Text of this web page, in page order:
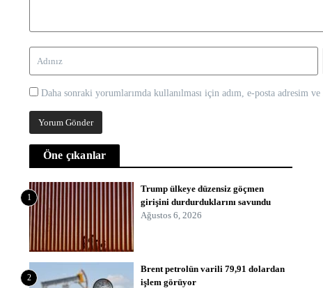
Daha sonraki yorumlarımda kullanılması için adım, e-posta adresim
Öne çıkanlar
1
Trump ülkeye düzensiz göçmen
girişini durdurduklarını savundu
Ağustos 6, 2026
2
Brent petrolün varili 79,91 dolardan
işlem görüyor